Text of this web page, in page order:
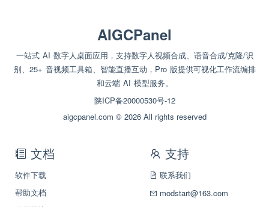
AIGCPanel
一站式 AI 数字人桌面应用，支持数字人视频合成、语音合成/克隆/识
别、25+ 音视频工具箱、智能直播互动，Pro 版提供可视化工作流编排
和云端 AI 模型服务。
陕ICP备20000530号-12
aigcpanel.com © 2026 All rights reserved
文档
软件下载
帮助文档
支持
联系我们
modstart@163.com